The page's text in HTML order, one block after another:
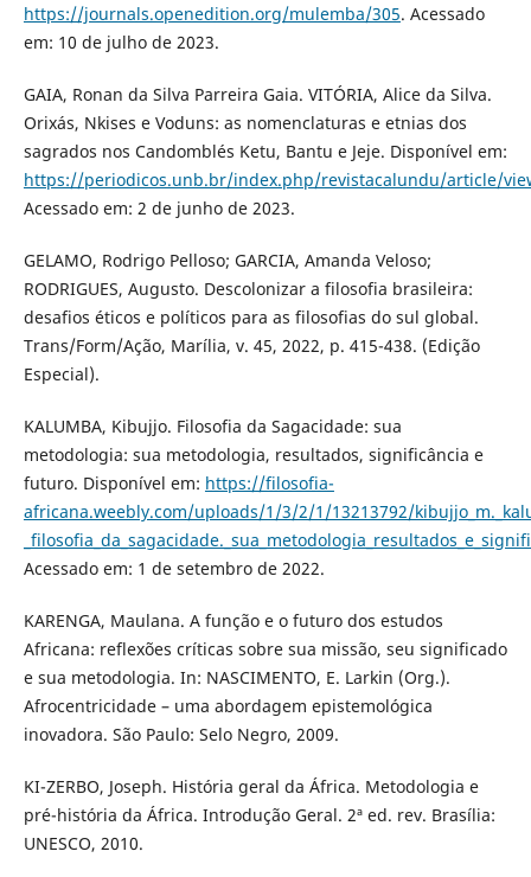
https://journals.openedition.org/mulemba/305. Acessado
em: 10 de julho de 2023.
GAIA, Ronan da Silva Parreira Gaia. VITÓRIA, Alice da Silva.
Orixás, Nkises e Voduns: as nomenclaturas e etnias dos
sagrados nos Candomblés Ketu, Bantu e Jeje. Disponível em:
https://periodicos.unb.br/index.php/revistacalundu/article/
Acessado em: 2 de junho de 2023.
GELAMO, Rodrigo Pelloso; GARCIA, Amanda Veloso;
RODRIGUES, Augusto. Descolonizar a filosofia brasileira:
desafios éticos e políticos para as filosofias do sul global.
Trans/Form/Ação, Marília, v. 45, 2022, p. 415-438. (Edição
Especial).
KALUMBA, Kibujjo. Filosofia da Sagacidade: sua
metodologia: sua metodologia, resultados, significância e
futuro. Disponível em: https://filosofia-
africana.weebly.com/uploads/1/3/2/1/13213792/
Acessado em: 1 de setembro de 2022.
KARENGA, Maulana. A função e o futuro dos estudos
Africana: reflexões críticas sobre sua missão, seu significado
e sua metodologia. In: NASCIMENTO, E. Larkin (Org.).
Afrocentricidade – uma abordagem epistemológica
inovadora. São Paulo: Selo Negro, 2009.
KI-ZERBO, Joseph. História geral da África. Metodologia e
pré-história da África. Introdução Geral. 2ª ed. rev. Brasília:
UNESCO, 2010.